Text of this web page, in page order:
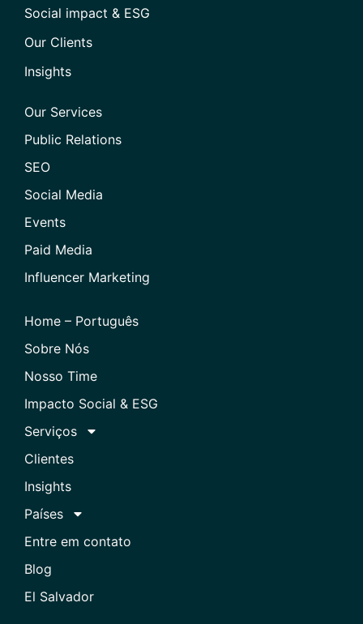
Social impact & ESG
Our Clients
Insights
Our Services
Public Relations
SEO
Social Media
Events
Paid Media
Influencer Marketing
Home – Português
Sobre Nós
Nosso Time
Impacto Social & ESG
Serviços
Clientes
Insights
Países
Entre em contato
Blog
El Salvador